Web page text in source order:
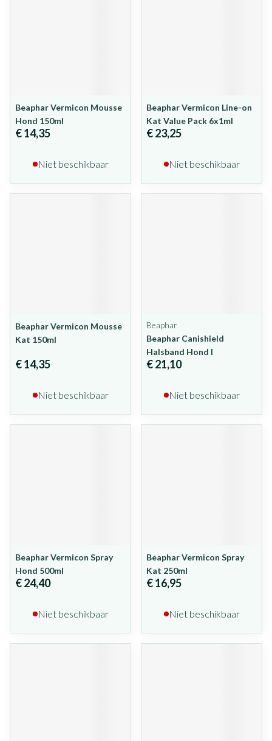
Beaphar Vermicon Mousse
Hond 150ml
€ 14,35
Niet beschikbaar
Beaphar Vermicon Line-on
Kat Value Pack 6x1ml
€ 23,25
Niet beschikbaar
Beaphar Vermicon Mousse
Kat 150ml
€ 14,35
Niet beschikbaar
Beaphar
Beaphar Canishield
Halsband Hond l
€ 21,10
Niet beschikbaar
Beaphar Vermicon Spray
Hond 500ml
€ 24,40
Niet beschikbaar
Beaphar Vermicon Spray
Kat 250ml
€ 16,95
Niet beschikbaar